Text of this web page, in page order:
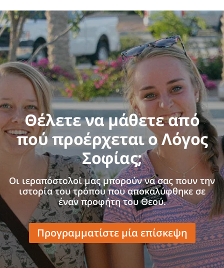
Θέλετε να μάθετε από
πού προέρχεται ο Λόγος
Σοφίας;
Οι ιεραπόστολοί μας μπορούν να σας πουν την
ιστορία του τρόπου που αποκαλύφθηκε σε
έναν προφήτη του Θεού.
Προγραμματίστε μία επίσκεψη